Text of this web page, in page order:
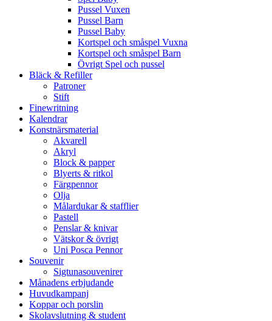
Pussel Vuxen
Pussel Barn
Pussel Baby
Kortspel och småspel Vuxna
Kortspel och småspel Barn
Övrigt Spel och pussel
Bläck & Refiller
Patroner
Stift
Finewritning
Kalendrar
Konstnärsmaterial
Akvarell
Akryl
Block & papper
Blyerts & ritkol
Färgpennor
Olja
Målardukar & stafflier
Pastell
Penslar & knivar
Vätskor & övrigt
Uni Posca Pennor
Souvenir
Sigtunasouvenirer
Månadens erbjudande
Huvudkampanj
Koppar och porslin
Skolavslutning & student